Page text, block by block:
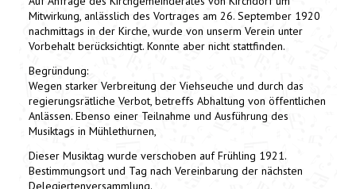
Mitwirkung, anlässlich des Vortrages am 26. September 1920
nachmittags in der Kirche, wurde von unserm Verein unter
Vorbehalt berücksichtigt. Konnte aber nicht stattfinden.
Begründung:
Wegen starker Verbreitung der Viehseuche und durch das
regierungsrätliche Verbot, betreffs Abhaltung von öffentlichen
Anlässen. Ebenso einer Teilnahme und Ausführung des
Musiktags in Mühlethurnen,
Dieser Musiktag wurde verschoben auf Frühling 1921.
Bestimmungsort und Tag nach Vereinbarung der nächsten
Delegiertenversammlung.